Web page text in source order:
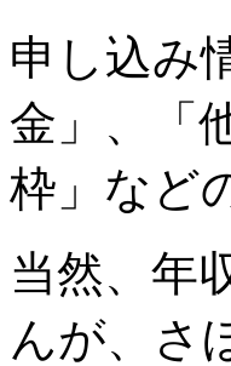
申し込み
金」、「
枠」など
当然、年
んが、さ